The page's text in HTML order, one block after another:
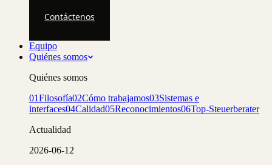
Contáctenos
Equipo
Quiénes somos
Quiénes somos
01Filosofía02Cómo trabajamos03Sistemas e
interfaces04Calidad05Reconocimientos06Top-Steuerberater
Actualidad
2026-06-12